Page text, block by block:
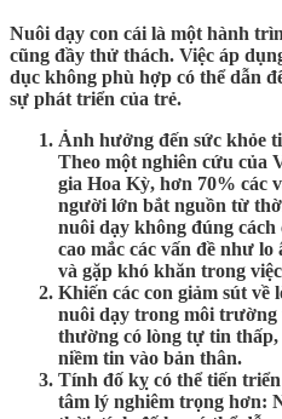
Nuôi dạy con cái là một hành
cũng đầy thử thách. Việc áp
dục không phù hợp có thể dẫn
sự phát triển của trẻ.
Ảnh hưởng đến sức khỏe
Theo một nghiên cứu của
gia Hoa Kỳ, hơn 70% các
người lớn bắt nguồn từ
nuôi dạy không đúng cách
cao mắc các vấn đề như
và gặp khó khăn trong
Khiến các con giảm sút
nuôi dạy trong môi
thường có lòng tự tin
niềm tin vào bản thân.
Tính đố kỵ có thể tiến
tâm lý nghiêm trọng hơn: